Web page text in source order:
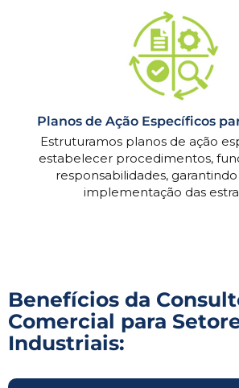
Planos de Ação Específicos
Estruturamos planos de ação
estabelecer procedimentos,
responsabilidades,
implementação das
Benefícios da
Comercial para
Industriais: